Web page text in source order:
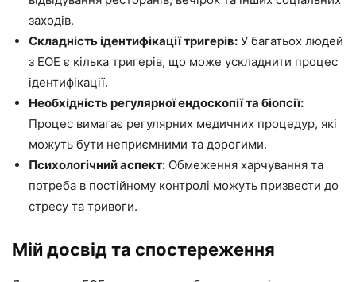
заходів.
Складність ідентифікації тригерів: У багатьох людей
з EOE є кілька тригерів, що може ускладнити процес
ідентифікації.
Необхідність регулярної ендоскопії та біопсії:
Процес вимагає регулярних медичних процедур, які
можуть бути неприємними та дорогими.
Психологічний аспект: Обмеження харчування та
потреба в постійному контролі можуть призвести до
стресу та тривоги.
Мій досвід та спостереження